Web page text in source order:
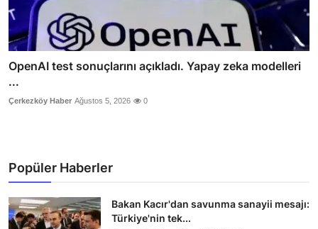
OpenAI test sonuçlarını açıkladı. Yapay zeka modelleri
...
Çerkezköy Haber Ağustos 5, 2026 0
Popüler Haberler
Bakan Kacır'dan savunma sanayii mesajı:
Türkiye'nin tek...